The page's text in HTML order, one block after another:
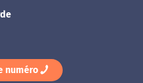
numéro